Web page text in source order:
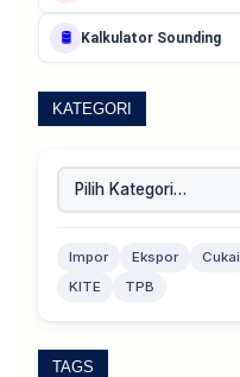
🛢️ Kalkulator Sounding
KATEGORI
Impor Ekspor Cukai
KITE
TPB
TAGS